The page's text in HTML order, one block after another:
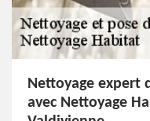
Nettoyage expert
avec Nettoyage